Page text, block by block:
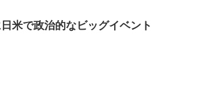
米で政治的なビッグイベント